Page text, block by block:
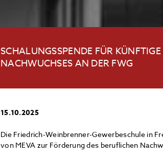
SCHALUNGSSPENDE FÜR
NACHWUCHSES AN DER FWG
15.10.2025
Die Friedrich-Weinbrenner-Gewerbeschule in
von MEVA zur Förderung des beruflichen